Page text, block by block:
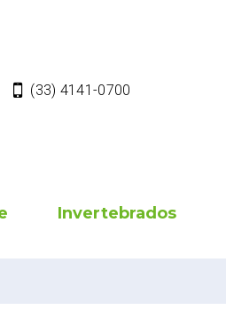
(33) 4141-0700
Invertebrados